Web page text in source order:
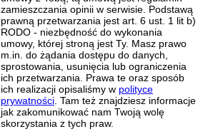
zamieszczania opinii w serwisie. Podstawą
prawną przetwarzania jest art. 6 ust. 1 lit b)
RODO - niezbędność do wykonania
umowy, której stroną jest Ty. Masz prawo
m.in. do żądania dostępu do danych,
sprostowania, usunięcia lub ograniczenia
ich przetwarzania. Prawa te oraz sposób
ich realizacji opisaliśmy w polityce
prywatności . Tam też znajdziesz informacje
jak zakomunikować nam Twoją wolę
skorzystania z tych praw.